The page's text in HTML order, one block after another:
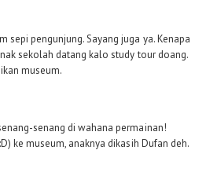
sepi pengunjung. Sayang juga ya. Kenapa
sekolah datang kalo study tour doang.
museum.
senang di wahana permainan!
ke museum, anaknya dikasih Dufan deh.